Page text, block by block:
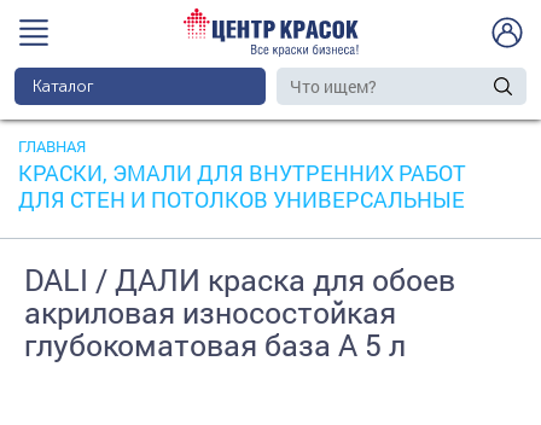
Каталог
ГЛАВНАЯ
КРАСКИ, ЭМАЛИ ДЛЯ ВНУТРЕННИХ РАБОТ
ДЛЯ СТЕН И ПОТОЛКОВ УНИВЕРСАЛЬНЫЕ
DALI / ДАЛИ краска для обоев
акриловая износостойкая
глубокоматовая база А 5 л